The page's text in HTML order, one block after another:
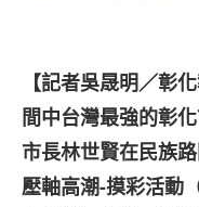
【記者吳晟明／彰
間中台灣最強的彰
市長林世賢在民族
壓軸高潮-摸彩活動